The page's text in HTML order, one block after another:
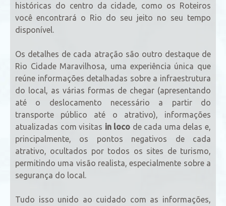
históricas do centro da cidade, como os Roteiros
você encontrará o Rio do seu jeito no seu tempo
disponível.
Os detalhes de cada atração são outro destaque de
Rio Cidade Maravilhosa, uma experiência única que
reúne informações detalhadas sobre a infraestrutura
do local, as várias formas de chegar (apresentando
até o deslocamento necessário a partir do
transporte público até o atrativo), informações
atualizadas com visitas in loco de cada uma delas e,
principalmente, os pontos negativos de cada
atrativo, ocultados por todos os sites de turismo,
permitindo uma visão realista, especialmente sobre a
segurança do local.
Tudo isso unido ao cuidado com as informações,